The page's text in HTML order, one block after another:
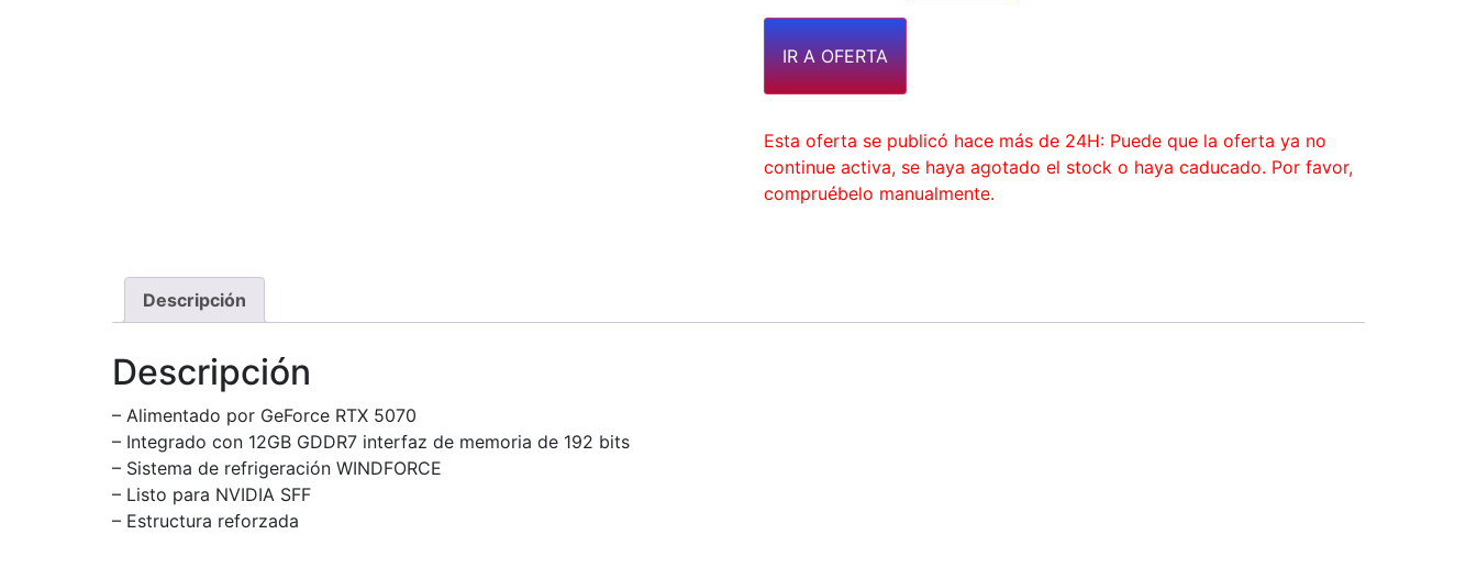
IR A OFERTA
Esta oferta se publicó hace más de 24H: Puede que la oferta ya no
continue activa, se haya agotado el stock o haya caducado. Por favor,
compruébelo manualmente.
Descripción
Descripción
– Alimentado por GeForce RTX 5070
– Integrado con 12GB GDDR7 interfaz de memoria de 192 bits
– Sistema de refrigeración WINDFORCE
– Listo para NVIDIA SFF
– Estructura reforzada